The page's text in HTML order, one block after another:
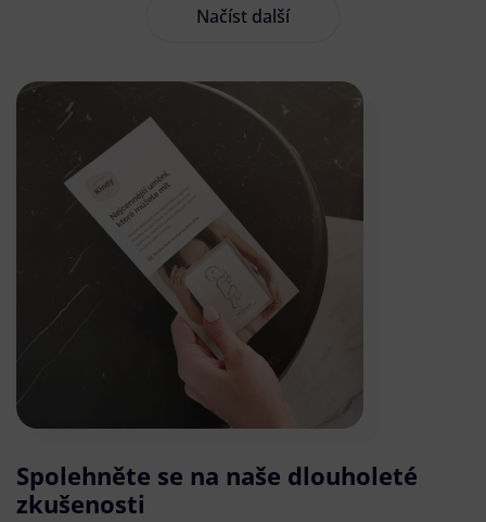
Načíst další
Spolehněte se na naše dlouholeté
zkušenosti